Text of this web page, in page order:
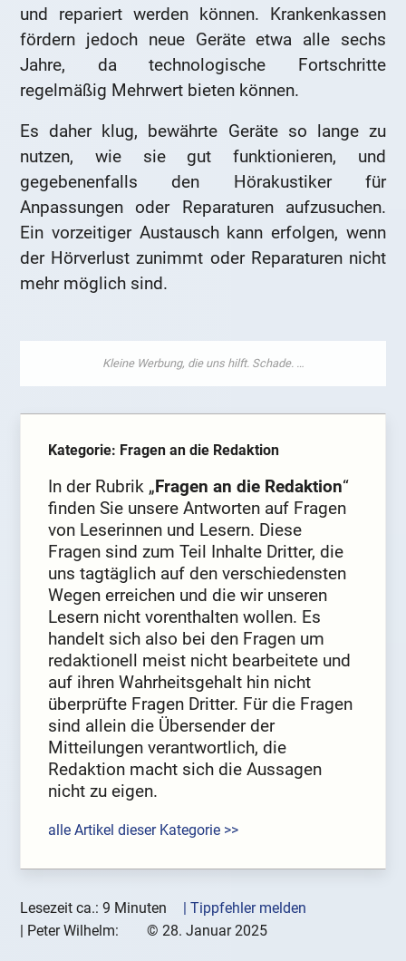
und repariert werden können. Krankenkassen
fördern jedoch neue Geräte etwa alle sechs
Jahre, da technologische Fortschritte
regelmäßig Mehrwert bieten können.
Es daher klug, bewährte Geräte so lange zu
nutzen, wie sie gut funktionieren, und
gegebenenfalls den Hörakustiker für
Anpassungen oder Reparaturen aufzusuchen.
Ein vorzeitiger Austausch kann erfolgen, wenn
der Hörverlust zunimmt oder Reparaturen nicht
mehr möglich sind.
Kategorie: Fragen an die Redaktion
In der Rubrik „Fragen an die Redaktion“
finden Sie unsere Antworten auf Fragen
von Leserinnen und Lesern. Diese
Fragen sind zum Teil Inhalte Dritter, die
uns tagtäglich auf den verschiedensten
Wegen erreichen und die wir unseren
Lesern nicht vorenthalten wollen. Es
handelt sich also bei den Fragen um
redaktionell meist nicht bearbeitete und
auf ihren Wahrheitsgehalt hin nicht
überprüfte Fragen Dritter. Für die Fragen
sind allein die Übersender der
Mitteilungen verantwortlich, die
Redaktion macht sich die Aussagen
nicht zu eigen.
alle Artikel dieser Kategorie >>
Lesezeit ca.: 9 Minuten
| Tippfehler melden
| Peter Wilhelm: © 28. Januar 2025